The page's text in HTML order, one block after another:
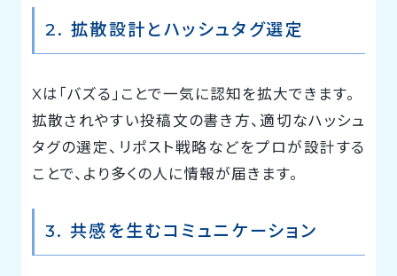
2. 拡散設計とハッシュタグ選定
Xは「バズる」ことで一気に認知を拡大できます。
拡散されやすい投稿文の書き方、適切なハッシュ
タグの選定、リポスト戦略などをプロが設計する
ことで、より多くの人に情報が届きます。
3. 共感を生むコミュニケーション